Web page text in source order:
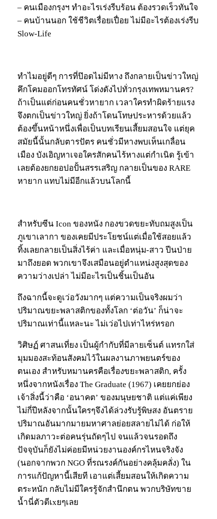
– คนเมืองกรุงฯ ทำอะไรเร่งรีบร้อน ต้องรวดเร็วทันใจ
– คนบ้านนอก ใช้ชีวิตเรื่อยเปื่อย ไม่มีอะไรต้องเร่งรีบ
Slow-Life
ทำไมอยู่ดีๆ การที่ป๊อดไม่มีหาง ถึงกลายเป็นข่าวใหญ่
คึกโคมออกโทรทัศน์ โด่งดังไปทั่วกรุงเทพหมานคร?
ถ้าเป็นแต่ก่อนคนชั่วหายาก เวลาใครทำผิดร้ายแรง
จึงตกเป็นข่าวใหญ่ ยิ่งถ้าโดนโทษประหารด้วยแล้ว
ต้องขึ้นหน้าหนึ่งเพื่อเป็นบทเรียนเสี้ยมสอนใจ แต่ยุค
สมัยนี้นั้นกลับตารปัตร คนชั่วมีหางพบเห็นเกลื่อน
เมือง บังเอิญหาเจอใครสักคนไร้หางแต่กำเนิด รู้เข้า
เลยต้องยกยอปอปั้นสรรเสริญ กลายเป็นของ RARE
หายาก แทบไม่มีอีกแล้วบนโลกนี้
สำหรับซีน Icon ของหนัง กองขวดขยะทับถมสูงเป็น
ภูเขาเลากา ของเคยมีประโยชน์แต่เมื่อใช้สอยแล้ว
ทิ้งเลยกลายเป็นสิ่งไร้ค่า และเมื่อหนุ่ม-สาว ปีนป่าย
มาถึงยอด พวกเขาจึงเสมือนอยู่ตำแหน่งสูงสุดของ
ความว่างเปล่า ไม่มีอะไรเป็นชิ้นเป็นอัน
ถึงฉากนี้จะดูเว่อวังมากๆ แต่ความเป็นจริงผมว่า
ปริมาณขยะพลาสติกของทั้งโลก ‘ต่อวัน’ ก็น่าจะ
ปริมาณเท่านี้แหละนะ ไม่เว่อไปเท่าไหร่หรอก
วิศิษฏ์ ศาสนเที่ยง เป็นผู้กำกับที่มีลายเซ็นต์ แทรกใส่
มุมมองสะท้อนสังคมไว้ในผลงานภาพยนตร์ของ
ตนเอง สำหรับหมานครคือเรื่องขยะพลาสติก, ครั้ง
หนึ่งจากหนังเรื่อง The Graduate (1967) เคยยกย่อง
เจ้าสิ่งนี้ว่าคือ ‘อนาคต’ ของมนุษยชาติ แต่แค่เพียง
ไม่กี่ปีหลังจากนั้นใครๆจึงได้ล่วงรับรู้พิษสง อันตราย
ปริมาณอันมากมายมหาศาลย่อยสลายไม่ได้ ก่อให้
เกิดมลภาวะต่อคนรุ่นถัดๆไป จนแล้วจนรอดถึง
ปัจจุบันก็ยังไม่ค่อยมีหน่วยงานองค์กรไหนจริงจัง
(นอกจากพวก NGO ที่รณรงค์กันอย่างคลุ้มคลั่ง) ใน
การแก้ปัญหานี้เสียที เอาแต่เสี้ยมสอนให้เกิดความ
ตระหนัก กลับไม่มีใครรู้จักสำนึกตน พวกบริษัทขาย
น้ำนี่ตัวดีเxยๆเลย